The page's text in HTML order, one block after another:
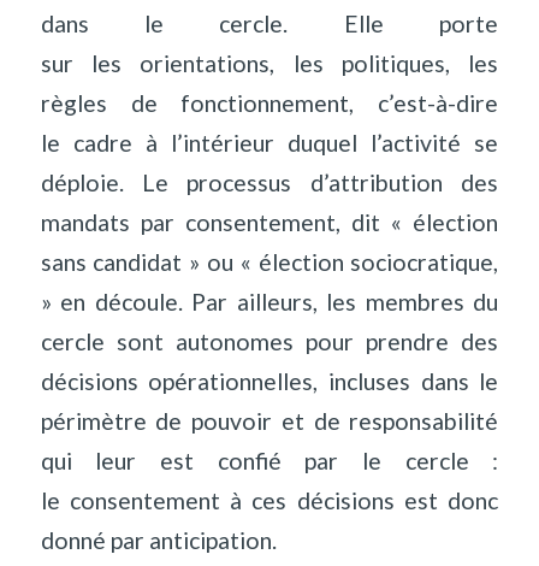
dans le cercle. Elle porte
sur les orientations, les politiques, les
règles de fonctionnement, c’est-à-dire
le cadre à l’intérieur duquel l’activité se
déploie. Le processus d’attribution des
mandats par consentement, dit « élection
sans candidat » ou « élection sociocratique,
» en découle. Par ailleurs, les membres du
cercle sont autonomes pour prendre des
décisions opérationnelles, incluses dans le
périmètre de pouvoir et de responsabilité
qui leur est confié par le cercle :
le consentement à ces décisions est donc
donné par anticipation.